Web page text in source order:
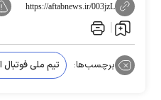
https://aftabnews.ir/003jzL
برچسب‌ها: تیم ملی فوتبال